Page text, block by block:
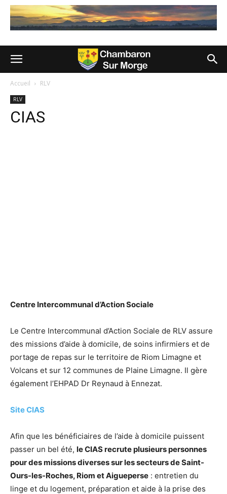
Accueil RLV
RLV
CIAS
Centre Intercommunald’Action Sociale
Le Centre Intercommunal d’Action Sociale de RLV assure
des missions d’aide à domicile, de soins infirmiers et de
portage de repas sur le territoire de Riom Limagne et
Volcans et sur 12 communes de Plaine Limagne. Il gère
également l’EHPAD Dr Reynaud à Ennezat.
Site CIAS
Afin que les bénéficiaires de l’aide à domicile puissent
passer un bel été, le CIAS recrute plusieurs personnes
pour des missions diverses sur les secteurs de Saint-
Ours-les-Roches, Riom et Aigueperse : entretien du
linge et du logement, préparation et aide à la prise des